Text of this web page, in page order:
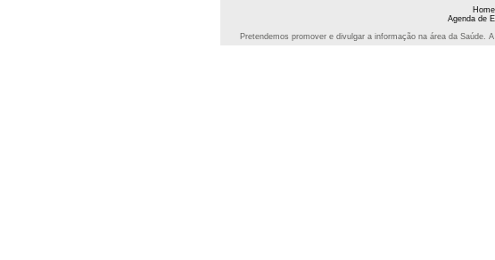
Home
Agenda de
Pretendemos promover e divulgar a informação na área da